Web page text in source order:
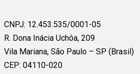
CNPJ: 12.453.535/0001-05
R. Dona Inácia Uchôa, 209
Vila Mariana, São Paulo – SP (Brasil)
CEP: 04110-020